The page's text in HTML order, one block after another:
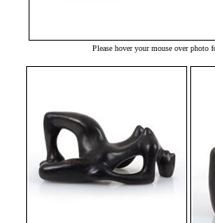
Please hover your mouse over photo